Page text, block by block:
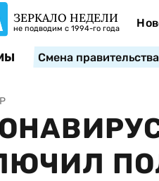
ЗЕРКАЛО НЕДЕЛИ
не подводим с 1994-го года
Смена